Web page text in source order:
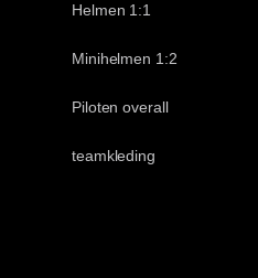
Helmen 1:1
Minihelmen 1:2
Piloten overall
teamkleding